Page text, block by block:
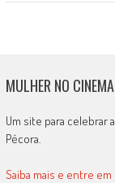
MULHER NO CINEMA
Um site para celebrar
Pécora.
Saiba mais e entre